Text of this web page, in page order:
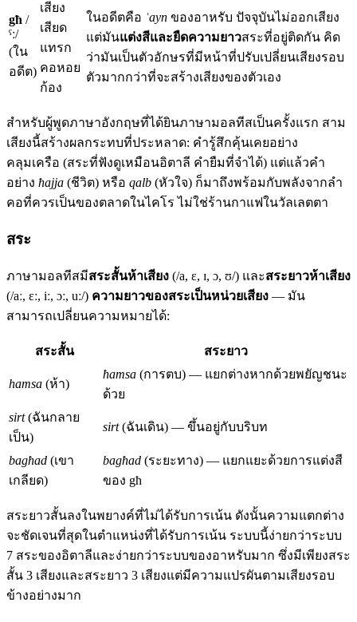
għ /
ˤː/
(ใน
อดีต)
เสียง
เสียด
แทรก
คอหอย
ก้อง
ในอดีตคือ ʿayn ของอาหรับ ปัจจุบันไม่ออกเสียง
แต่มันแต่งสีและยืดความยาวสระที่อยู่ติดกัน คิด
ว่ามันเป็นตัวอักษรที่มีหน้าที่ปรับเปลี่ยนเสียงรอบ
ตัวมากกว่าที่จะสร้างเสียงของตัวเอง
สำหรับผู้พูดภาษาอังกฤษที่ได้ยินภาษามอลทีสเป็นครั้งแรก สาม
เสียงนี้สร้างผลกระทบที่ประหลาด: คำรู้สึกคุ้นเคยอย่าง
คลุมเครือ (สระที่ฟังดูเหมือนอิตาลี คำยืมที่จำได้) แต่แล้วคำ
อย่าง ħajja (ชีวิต) หรือ qalb (หัวใจ) ก็มาถึงพร้อมกับพลังจากลำ
คอที่ควรเป็นของตลาดในไคโร ไม่ใช่ร้านกาแฟในวัลเลตตา
สระ
ภาษามอลทีสมีสระสั้นห้าเสียง (/a, ɛ, ɪ, ɔ, ʊ/) และสระยาวห้าเสียง
(/aː, ɛː, iː, ɔː, uː/) ความยาวของสระเป็นหน่วยเสียง — มัน
สามารถเปลี่ยนความหมายได้:
สระสั้น สระยาว
hamsa (ห้า)
ħamsa (การตบ) — แยกต่างหากด้วยพยัญชนะ
ด้วย
sirt(ฉันกลาย
เป็น)
sirt(ฉันเดิน) — ขึ้นอยู่กับบริบท
bagħad (เขา
เกลียด)
bagħad (ระยะทาง) — แยกแยะด้วยการแต่งสี
ของ għ
สระยาวสั้นลงในพยางค์ที่ไม่ได้รับการเน้น ดังนั้นความแตกต่าง
จะชัดเจนที่สุดในตำแหน่งที่ได้รับการเน้น ระบบนี้ง่ายกว่าระบบ
7 สระของอิตาลีและง่ายกว่าระบบของอาหรับมาก ซึ่งมีเพียงสระ
สั้น 3 เสียงและสระยาว 3 เสียงแต่มีความแปรผันตามเสียงรอบ
ข้างอย่างมาก